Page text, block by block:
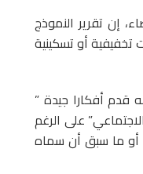
إن تقرير النموذج
تخفيفية أو تسكينية
قدم أفكارا جيدة ”
على الرغم
أو ما سبق أن سماه